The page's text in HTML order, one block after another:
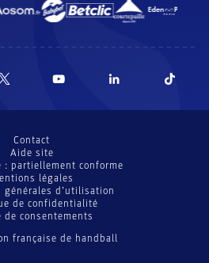
française de handball
Contact
Aide site
: partiellement conforme
légales
générales d’utilisation
de confidentialité
de consentements